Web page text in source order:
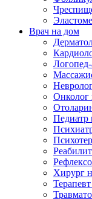
Врач на дом
Онколог
Педиатр
Хирург